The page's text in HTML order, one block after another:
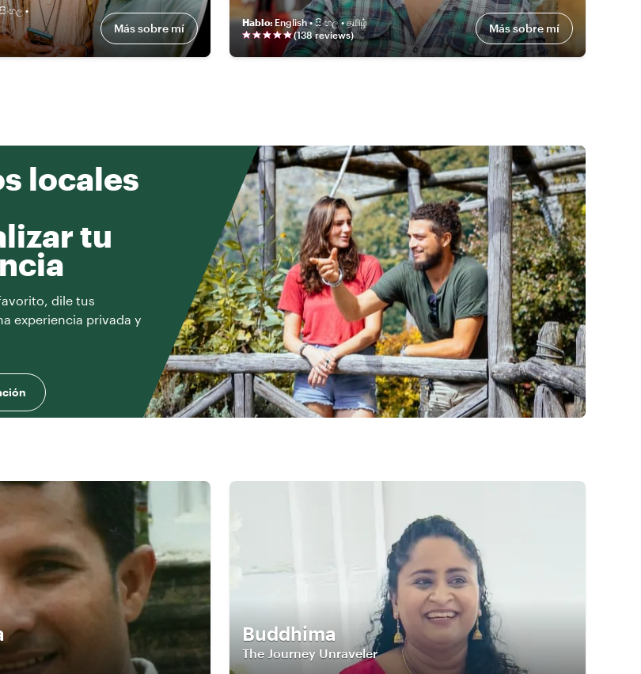
Más sobre mí Hablo: English • සිංහල • தமிழ்
(138reviews) Más sobre mí
locales
tu
dile tus
experiencia privada y
Buddhima
The Journey Unraveler